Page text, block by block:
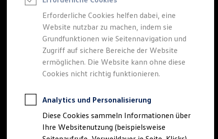
Elektroauto Leasing
Kleinwagen-Leasing
Leasing ohne Anzahlung
Finanzierung
Autokredit mit Schlussrate
Versicherungen und Garantien
Kfz-Versicherung
Restschuldversicherungen
Garantien
Professional Class bei Volkswagen
Behörden
Direktkunden
Sonderfahrzeuge
Erforderliche Cookies helfen dabei, eine
Website nutzbar zu machen, indem sie
Grundfunktionen wie Seitennavigation und
Zugriff auf sichere Bereiche der Website
ermöglichen. Die Website kann ohne diese
Cookies nicht richtig funktionieren.
Analytics und Personalisierung
Diese Cookies sammeln Informationen über
Ihre Websitenutzung (beispielsweise